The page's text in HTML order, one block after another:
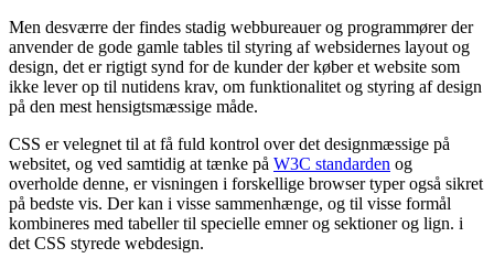
Men desværre der findes stadig webbureauer og programmører der
anvender de gode gamle tables til styring af websidernes layout og
design, det er rigtigt synd for de kunder der køber et website som
ikke lever op til nutidens krav, om funktionalitet og styring af design
på den mest hensigtsmæssige måde.
CSS er velegnet til at få fuld kontrol over det designmæssige på
websitet, og ved samtidig at tænke på W3C standarden og
overholde denne, er visningen i forskellige browser typer også sikret
på bedste vis. Der kan i visse sammenhænge, og til visse formål
kombineres med tabeller til specielle emner og sektioner og lign. i
det CSS styrede webdesign.